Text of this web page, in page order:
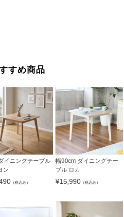
すめ商品
イニングテーブル
ン
（税込み）
幅90cm ダイニングテー
ブル ロカ
¥15,990（税込み）